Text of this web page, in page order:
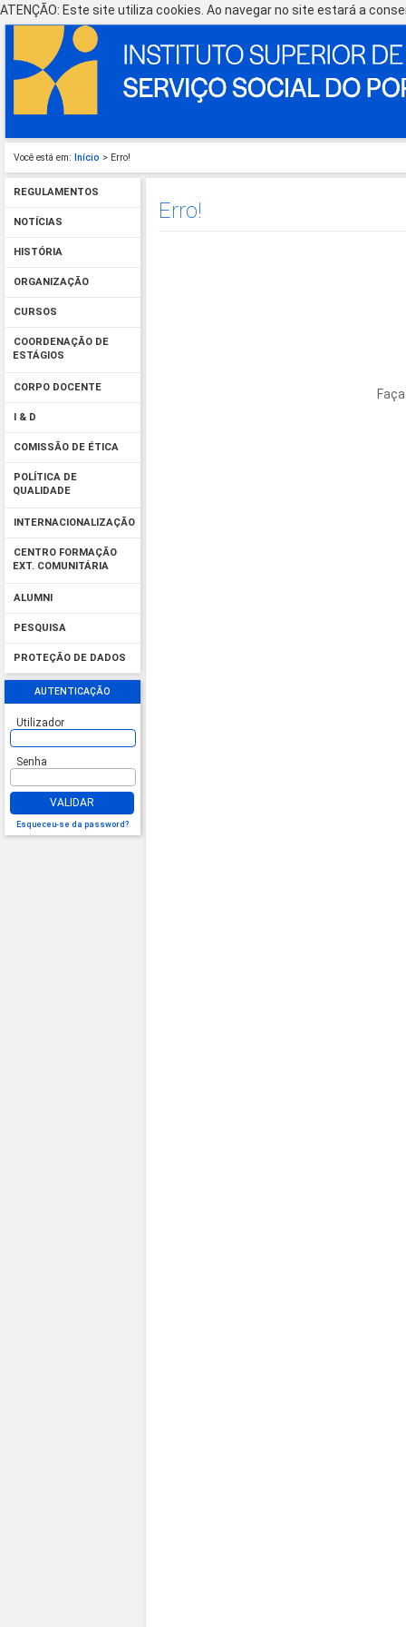
ATENÇÃO: Este site utiliza cookies. Ao navegar no site estará a
Você está em: Início > Erro!
REGULAMENTOS
NOTÍCIAS
HISTÓRIA
ORGANIZAÇÃO
CURSOS
COORDENAÇÃO DE
ESTÁGIOS
CORPO DOCENTE
I & D
COMISSÃO DE ÉTICA
POLÍTICA DE
QUALIDADE
INTERNACIONALIZAÇÃO
CENTRO FORMAÇÃO
EXT. COMUNITÁRIA
ALUMNI
PESQUISA
PROTEÇÃO DE DADOS
AUTENTICAÇÃO
Utilizador
Senha
VALIDAR
Esqueceu-se da password?
Erro!